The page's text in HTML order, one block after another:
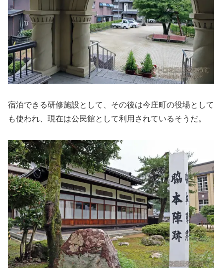
宿泊できる研修施設として、その後は今庄町の役場として
も使われ、現在は公民館として利用されているそうだ。